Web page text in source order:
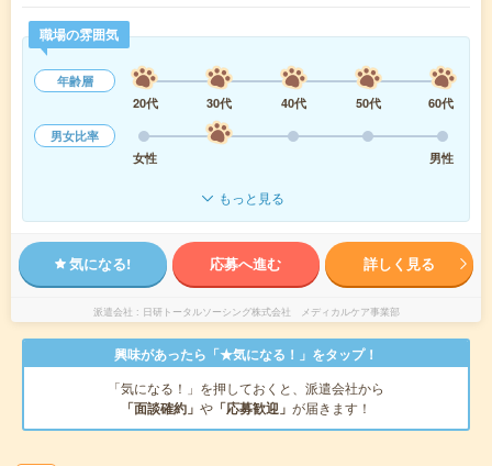
職場の雰囲気
年齢層
20代
30代 40代 50代
60代
男女比率
女性
男性
もっと見る
気になる! 応募へ進む 詳しく見る
派遣会社 日研トータルソーシング株式会社 メディカルケア事業部
興味があったら「★気になる！」をタップ！
「気になる！」を押しておくと、派遣会社から
「面談確約」 や 「応募歓迎」 が届きます！